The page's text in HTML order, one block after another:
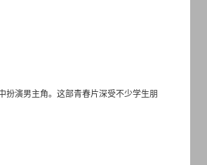
扮演男主角。这部青春片深受不少学生朋